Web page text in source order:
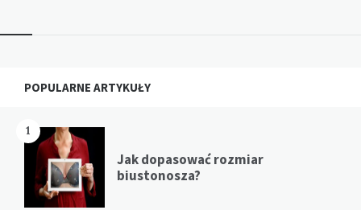
Widgets
POPULARNE ARTYKUŁY
1
Jak dopasować rozmiar
biustonosza?